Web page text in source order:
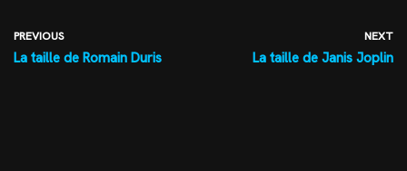
PREVIOUS
La taille de Romain Duris
NEXT
La taille de Janis Joplin